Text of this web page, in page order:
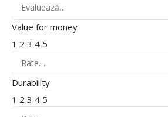
Value for money
1 2 3 4 5
Durability
1 2 3 4 5